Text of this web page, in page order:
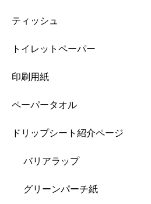
ティッシュ
トイレットペーパー
印刷用紙
ペーパータオル
ドリップシート紹介ページ
バリアラップ
グリーンパーチ紙